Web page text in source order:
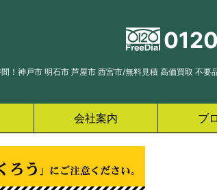
！神戸市 明石市 芦屋市 西宮市/無料見積 高価買取 不要
会社案内 ブ